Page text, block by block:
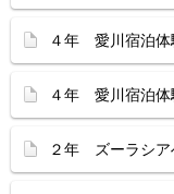
４年 愛川宿泊
４年 愛川宿泊
２年 ズーラシア